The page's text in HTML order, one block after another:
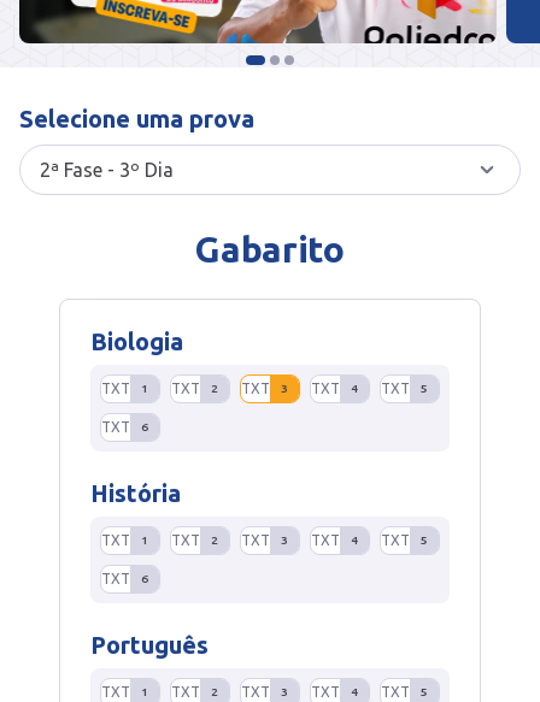
Selecione uma prova
Gabarito
Biologia
TXT 1 TXT 2 TXT 3 TXT 4 TXT 5
TXT 6
História
TXT 1 TXT 2 TXT 3 TXT 4 TXT 5
TXT 6
Português
TXT 1 TXT 2 TXT 3 TXT 4 TXT 5